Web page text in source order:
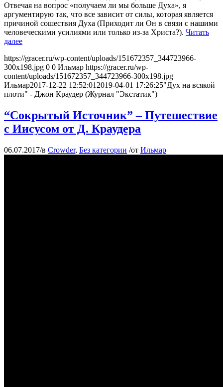
Отвечая на вопрос «получаем ли мы больше Духа», я
аргументирую так, что все зависит от силы, которая является
причиной сошествия Духа (Приходит ли Он в связи с нашими
человеческими усилиями или только из-за Христа?). Читать
далее
https://gracer.ru/wp-content/uploads/151672357_344723966-
300x198.jpg 0 0 Ильмар https://gracer.ru/wp-
content/uploads/151672357_344723966-300x198.jpg
Ильмар2017-12-22 12:52:01 2019-04-01 17:26:25"Дух на всякой
плоти" - Джон Краудер (Журнал "Экстатик")
“Cокрытый Источник” – Путешествие
с Иисусом от Д. Краудера
06.07.2017/в Crowder, Без категории /от Ильмар